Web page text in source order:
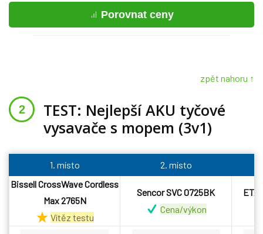
Porovnat ceny
zpět nahoru ↑
TEST: Nejlepší AKU tyčové
vysavače s mopem (3v1)
1. místo
2. místo
Bissell CrossWave Cordless
Max 2765N
Vítěz testu
Sencor SVC 0725BK
Cena/výkon
ETA